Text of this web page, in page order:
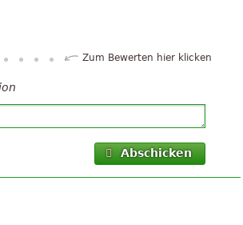
Zum Bewerten hier klicken
Abschicken